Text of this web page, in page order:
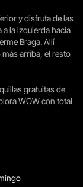
y disfruta de las
a la izquierda hacia
Braga. Allí
arriba, el resto
gratuitas de
WOW con total